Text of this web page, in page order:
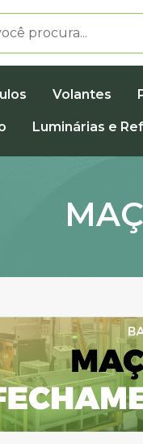
Volantes
Luminárias e